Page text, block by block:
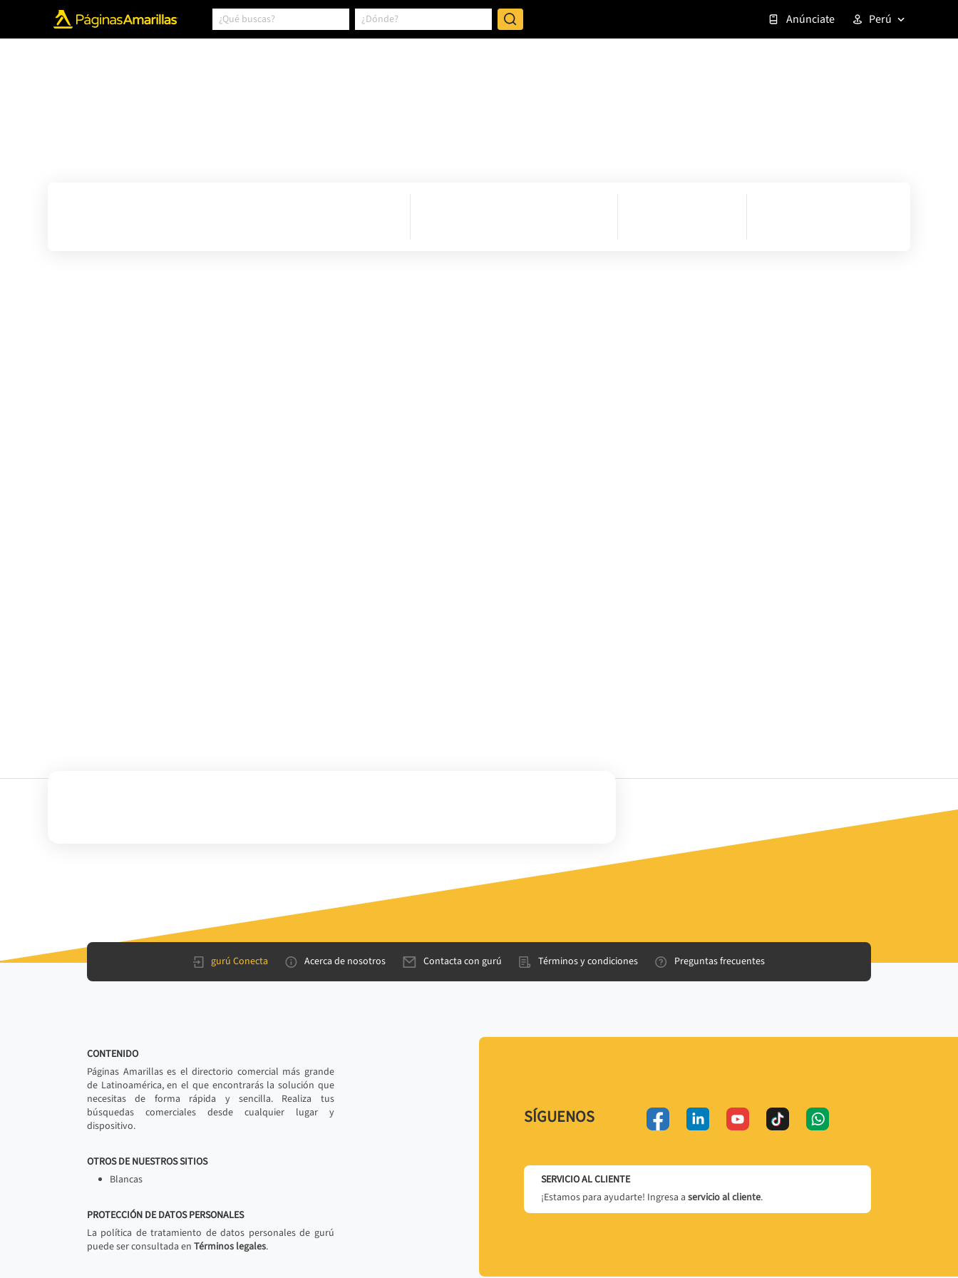
Anúnciate Perú
gurú Conecta Acerca de nosotros Contacta con gurú Términos y condiciones Preguntas frecuentes
CONTENIDO
Páginas Amarillas es el directorio comercial más grande
de Latinoamérica, en el que encontrarás la solución que
necesitas de forma rápida y sencilla. Realiza tus
búsquedas comerciales desde cualquier lugar y
dispositivo.
OTROS DE NUESTROS SITIOS
Blancas
PROTECCIÓN DE DATOS PERSONALES
La política de tratamiento de datos personales de gurú
puede ser consultada en Términos legales.
SÍGUENOS
SERVICIO AL CLIENTE
¡Estamos para ayudarte! Ingresa a servicio al cliente.